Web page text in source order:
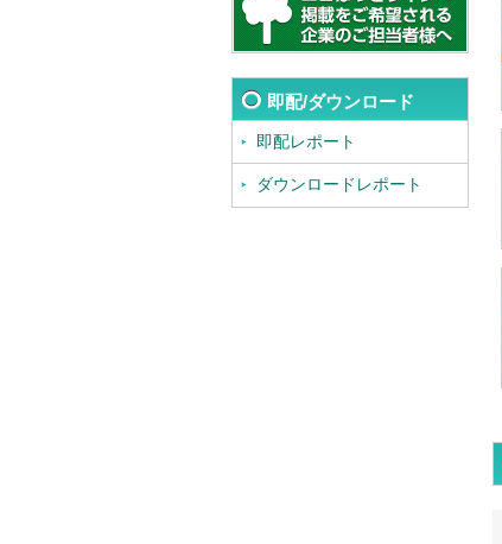
即配/ダウンロード
即配レポート
ダウンロードレポート